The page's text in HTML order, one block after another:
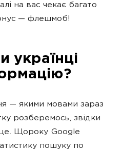
на вас чекає багато
— флешмоб!
українці
— якими мовами зараз
розберемось, звідки
це. Щороку Google
пошуку по